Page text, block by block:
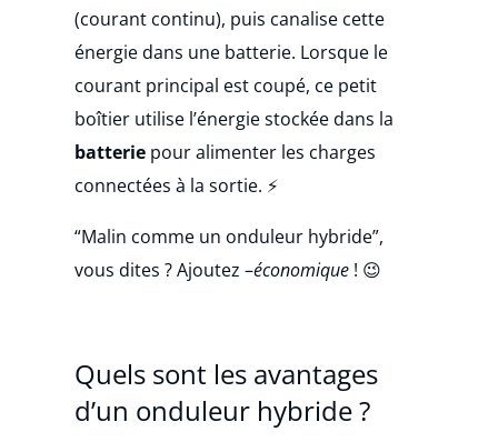
(courant continu), puis canalise cette
énergie dans une batterie. Lorsque le
courant principal est coupé, ce petit
boîtier utilise l’énergie stockée dans la
batterie pour alimenter les charges
connectées à la sortie. ⚡
“Malin comme un onduleur hybride”,
vous dites ? Ajoutez –économique ! 😉
Quels sont les avantages
d’un onduleur hybride ?